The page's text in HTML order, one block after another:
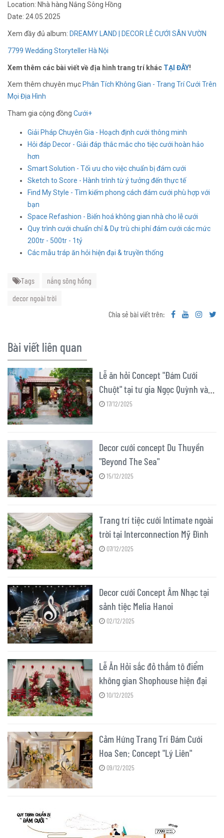
Location: Nhà hàng Nắng Sông Hồng
Date: 24.05.2025
Xem đầy đủ album: DREAMY LAND | DECOR LỄ CƯỚI SÂN VƯỜN
7799 Wedding Storyteller Hà Nội
Xem thêm các bài viết về địa hình trang trí khác TẠI ĐÂY!
Xem thêm chuyên mục Phân Tích Không Gian - Trang Trí Cưới Trên
Mọi Địa Hình
Tham gia cộng đồng Cưới+
Giải Pháp Chuyên Gia - Hoạch định cưới thông minh
Hỏi đáp Decor - Giải đáp thắc mắc cho tiệc cưới hoàn hảo
hơn
Smart Solution - Tối ưu cho việc chuẩn bị đám cưới
Sketch to Score - Hành trình từ ý tưởng đến thực tế
Find My Style - Tìm kiếm phong cách đám cưới phù hợp với
bạn
Space Refashion - Biến hoá không gian nhà cho lễ cưới
Quy trình cưới chuẩn chỉ & Dự trù chi phí đám cưới các mức
200tr - 500tr - 1tỷ
Các mẫu tráp ăn hỏi hiện đại & truyền thống
Tags
nắng sông hồng
decor ngoài trời
Chia sẻ bài viết trên:
Bài viết liên quan
Lễ ăn hỏi Concept "Đám Cưới
Chuột" tại tư gia Ngọc Quỳnh và
Minh Hoàng
17/12/2025
Decor cưới concept Du Thuyền
"Beyond The Sea"
15/12/2025
Trang trí tiệc cưới Intimate ngoài
trời tại Interconnection Mỹ Đình
07/12/2025
Decor cưới Concept Âm Nhạc tại
sảnh tiệc Melia Hanoi
02/12/2025
Lễ Ăn Hỏi sắc đỏ thắm tô điểm
không gian Shophouse hiện đại
10/12/2025
Cảm Hứng Trang Trí Đám Cưới
Hoa Sen: Concept "Lý Liên"
09/12/2025